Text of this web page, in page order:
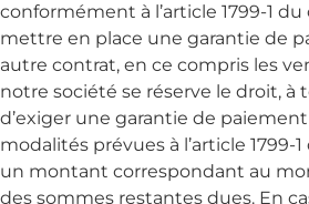
conformément à l’article 1799-1
mettre en place une garantie de
autre contrat, en ce compris les
notre société se réserve le droit,
d’exiger une garantie de
modalités prévues à l’article 1799-
un montant correspondant au
des sommes restantes dues. En